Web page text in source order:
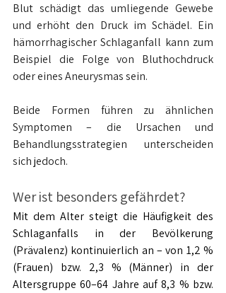
Blut schädigt das umliegende Gewebe
und erhöht den Druck im Schädel. Ein
hämorrhagischer Schlaganfall kann zum
Beispiel die Folge von Bluthochdruck
oder eines Aneurysmas sein.
Beide Formen führen zu ähnlichen
Symptomen – die Ursachen und
Behandlungsstrategien unterscheiden
sich jedoch.
Wer ist besonders gefährdet?
Mit dem Alter steigt die Häufigkeit des
Schlaganfalls in der Bevölkerung
(Prävalenz) kontinuierlich an – von 1,2 %
(Frauen) bzw. 2,3 % (Männer) in der
Altersgruppe 60–64 Jahre auf 8,3 % bzw.